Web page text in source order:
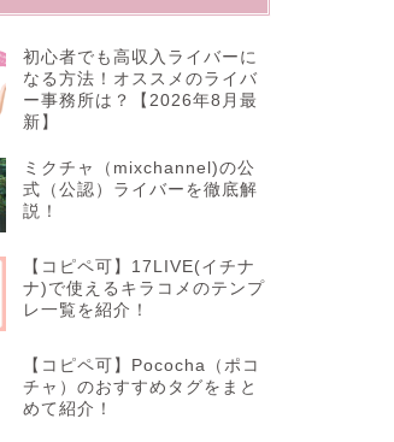
初心者でも高収入ライバーに
なる方法！オススメのライバ
ー事務所は？【2026年8月最
新】
ミクチャ（mixchannel)の公
式（公認）ライバーを徹底解
説！
【コピペ可】17LIVE(イチナ
ナ)で使えるキラコメのテンプ
レ一覧を紹介！
【コピペ可】Pococha（ポコ
チャ）のおすすめタグをまと
めて紹介！